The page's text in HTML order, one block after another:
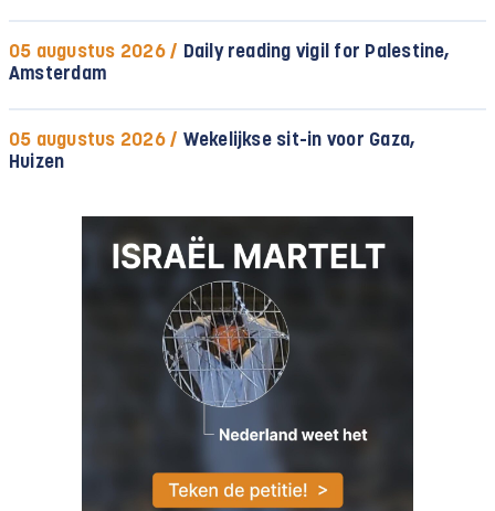
05 augustus 2026 / Daily reading vigil for Palestine,
Amsterdam
05 augustus 2026 / Wekelijkse sit-in voor Gaza,
Huizen